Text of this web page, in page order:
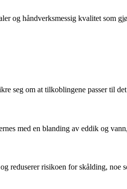
og håndverksmessig kvalitet som
seg om at tilkoblingene passer til
med en blanding av eddik og
reduserer risikoen for skålding, noe